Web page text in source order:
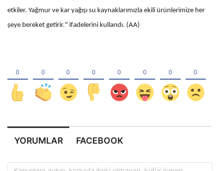
etkiler. Yağmur ve kar yağışı su kaynaklarımızla ekili ürünlerimize her
şeye bereket getirir." ifadelerini kullandı. (AA)
YORUMLAR FACEBOOK